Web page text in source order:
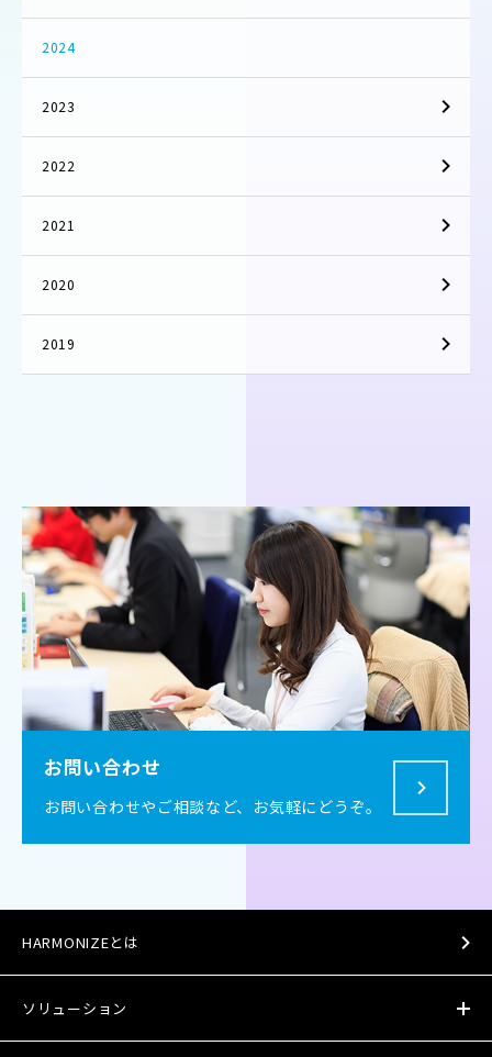
2024
2023
2022
2021
2020
2019
お問い合わせ
お問い合わせやご相談など、 お気軽にどうぞ。
HARMONIZEとは
ソリューション